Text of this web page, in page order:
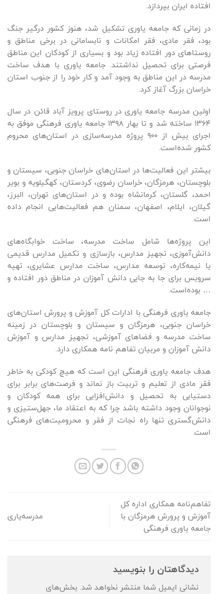
افتاده ایران بپردازد.
در زمانی که جامعه یاوری تشکیل شد، هنوز کشور درگیر جنگ
بود، فقر مادی، فقر امکانات و نابسامانی در برخی مناطق و
روستاهای دور افتاده زیاد بود و بسیاری از کودکان این مناطق
فرصتی برای تحصیل نداشتند. جامعه یاوری با هدف ساخت
مدرسه در این مناطق به وجود آمد و کار خود را از جنوب استان
خراسان بزرگ آغاز کرد.
اولین مدرسه جامعه یاوری در روستای پرویز آباد قائن در سال
۱۳۶۴ ساخته شد و تا بهار ۱۳۹۸ جامعه یاوری فرهنگی موفق به
اجرای بیش از ۹۰۰ پروژه مدرسه‌سازی در استان‌های محروم
کشور شده‌است.
بیشتر این فعالیت‌ها در استان‌های خراسان جنوبی، سیستان و
بلوچستان، هرمزگان، خراسان رضوی، کردستان، کهگیلویه و بویر
احمد، گلستان، کرمانشاه بوده و در استان‌های تهران، البرز،
گیلان، ایلام، اصفهان، سمنان هم فعالیت‌هایی انجام داده
است.
این پروژه‌ها شامل ساخت مدرسه، ساخت خوابگاه‌های
دانش‌آموزی، تجهیز مدارس، بازسازی و تکمیل مدارس قدیمی
یا نیمه‌کاره، توسعه مدارس، ساخت مدارس عشایری، تهیه
سرویس برای جا به جایی دانش آموزان در مناطق دور افتاده و
… بوده‌است.
جامعه یاوری فرهنگی با ادارات کل آموزش و پرورش استان‌های
خراسان جنوبی، هرمزگان و سیستان و بلوچستان در زمینه
ساخت مدرسه و فضاهای آموزشی، تجهیز مدارس و آموزش
دانش آموزان و مربیان تفاهم نامه همکاری دارد.
هدف جامعه یاوری فرهنگی این است که هیچ کودکی به خاطر
فقر مادی از تعلیم و تربیت باز نماند و فرصت‌های برابر برای
دستیابی به تحصیل و دانش‌افزایی برای همه کودکان و
نوجوانان وجود داشته باشد چرا که به اعتقاد ما، جهل‌ستیزی و
دانش‌گستری تنها راه نجات از فقر و محرومیت‌های فرهنگی
است.
تفاهم‌نامه همکاری اداره کل
آموزش و پرورش هرمزگان با
جامعه یاوری فرهنگی
مدرسه‌یاری
دیدگاهتان را بنویسید
نشانی ایمیل شما منتشر نخواهد شد. بخش‌های